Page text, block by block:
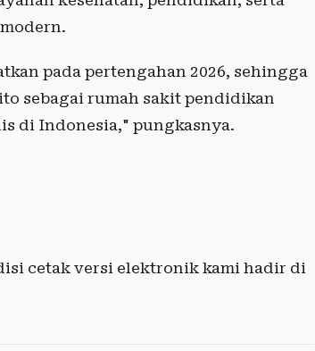
pada pertengahan 2026, sehingga
sebagai rumah sakit pendidikan
di Indonesia," pungkasnya.
cetak versi elektronik kami hadir di